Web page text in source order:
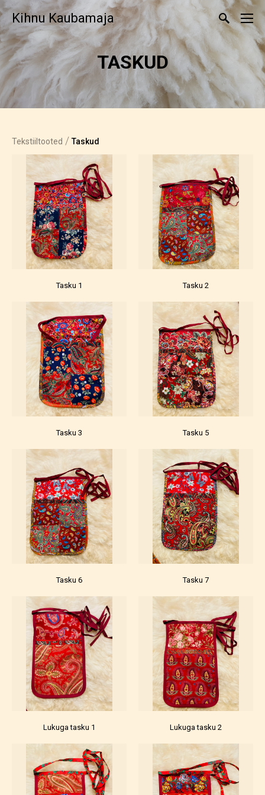
Kihnu Kaubamaja
TASKUD
Tekstiiltooted / Taskud
Tasku 1 Tasku 2
Tasku 3 Tasku 5
Tasku 6 Tasku 7
Lukuga tasku 1 Lukuga tasku 2